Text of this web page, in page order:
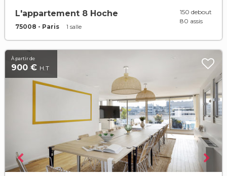
L'appartement 8 Hoche
75008 - Paris 1 salle
150 debout
80 assis
À partir de
900 € H.T